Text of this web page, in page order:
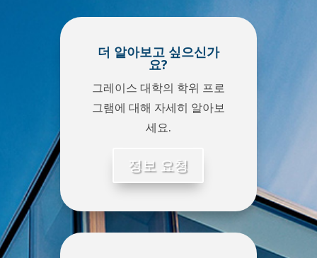
더 알아보고 싶으신가
요?
그레이스 대학의 학위 프로
그램에 대해 자세히 알아보
세요.
정보 요청